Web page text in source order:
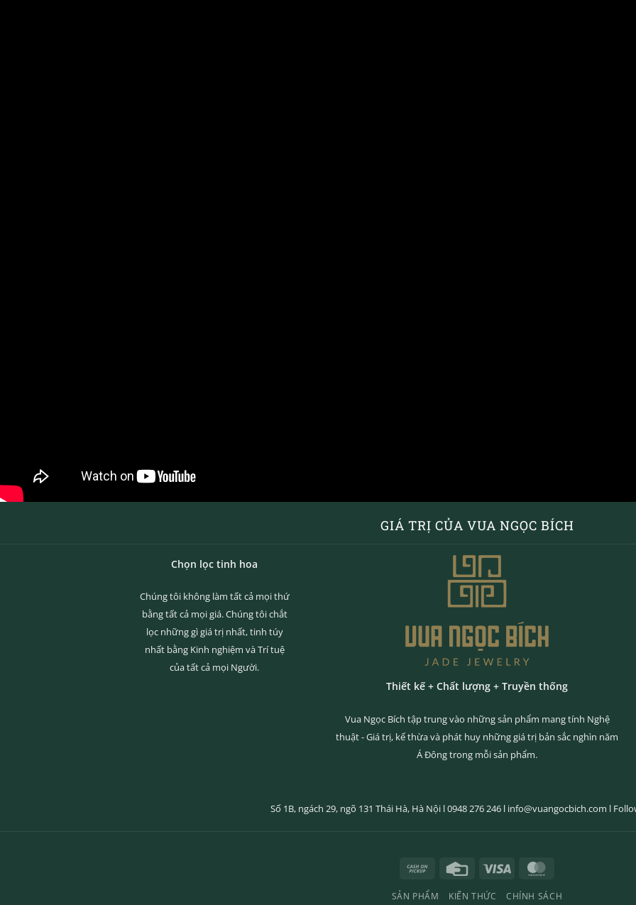
4.2/5 - (21 bình chọn)
GIÁ TRỊ CỦA VUA NGỌC BÍCH
Chọn lọc tinh hoa
Chúng tôi không làm tất cả mọi thứ
bằng tất cả mọi giá. Chúng tôi chắt
lọc những gì giá trị nhất, tinh túy
nhất bằng Kinh nghiệm và Trí tuệ
của tất cả mọi Người.
Thiết kế + Chất lượng + Truyền thống
Vua Ngọc Bích tập trung vào những sản phẩm mang tính Nghệ
thuật - Giá trị, kế thừa và phát huy những giá trị bản sắc nghìn năm
Á Đông trong mỗi sản phẩm.
Số 1B, ngách 29, ngõ 131 Thái Hà, Hà Nội l0948 276 246l info@vuangocbich.com l
Cash
Pickup
Credit
Visa
SẢN PHẨM KIẾN THỨC CHÍNH SÁCH